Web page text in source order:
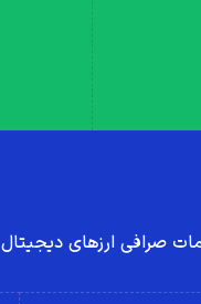
صرافی ارز‌های دیجیتال